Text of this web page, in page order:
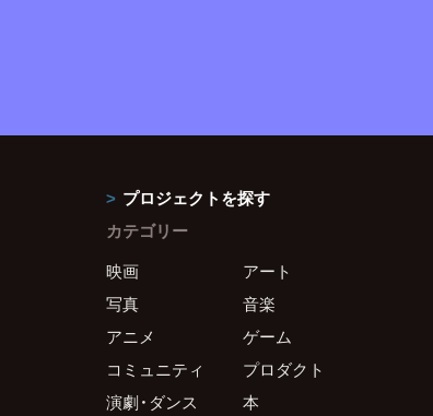
プロジェクトを探す
カテゴリー
映画
アート
写真
音楽
アニメ
ゲーム
コミュニティ
プロダクト
演劇・ダンス
本